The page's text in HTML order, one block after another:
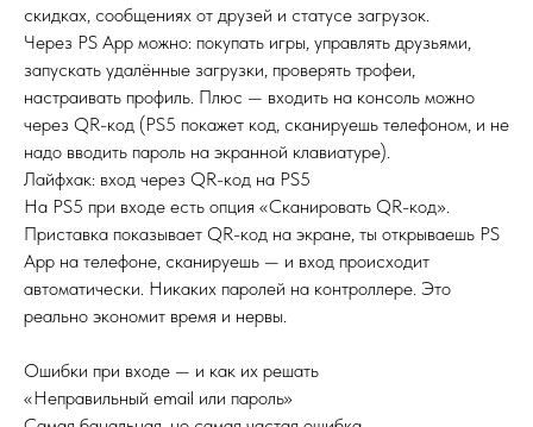
скидках, сообщениях от друзей и статусе загрузок.
Через PS App можно: покупать игры, управлять друзьями,
запускать удалённые загрузки, проверять трофеи,
настраивать профиль. Плюс — входить на консоль можно
через QR-код (PS5 покажет код, сканируешь телефоном, и не
надо вводить пароль на экранной клавиатуре).
Лайфхак: вход через QR-код на PS5
На PS5 при входе есть опция «Сканировать QR-код».
Приставка показывает QR-код на экране, ты открываешь PS
App на телефоне, сканируешь — и вход происходит
автоматически. Никаких паролей на контроллере. Это
реально экономит время и нервы.
Ошибки при входе — и как их решать
«Неправильный email или пароль»